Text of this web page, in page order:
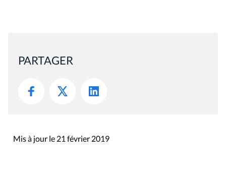
PARTAGER
Mis à jour le 21 février 2019